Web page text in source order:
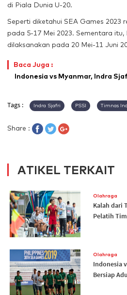
di Piala Dunia U-20.
Seperti diketahui SEA Games 2023
pada 5-17 Mei 2023. Sementara itu,
dilaksanakan pada 20 Mei-11 Juni
Baca Juga :
Indonesia vs Myanmar, Indra
Tags : Indra Sjafri PSSI Timnas
Share :
ATIKEL TERKAIT
Olahraga
Kalah dari
Pelatih
Olahraga
Indonesia
Bersiap